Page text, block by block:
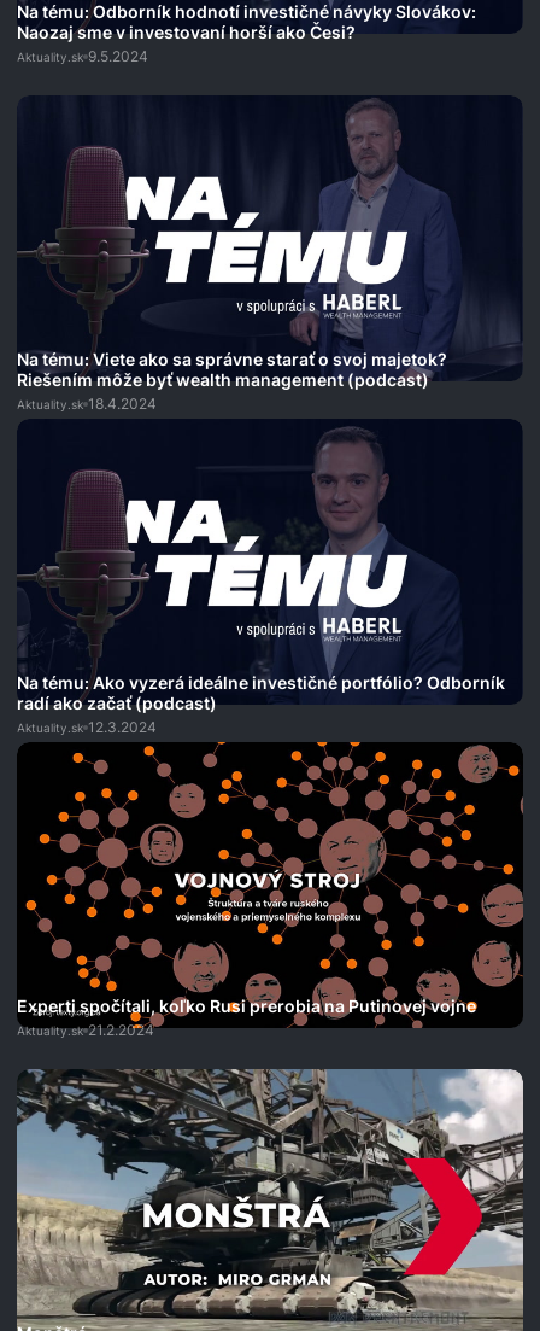
Na tému: Odborník hodnotí investičné návyky Slovákov:
Naozaj sme v investovaní horší ako Česi?
Aktuality.sk 9.5.2024
Na tému: Viete ako sa správne starať o svoj majetok?
Riešením môže byť wealth management (podcast)
Aktuality.sk 18.4.2024
Na tému: Ako vyzerá ideálne investičné portfólio? Odborník
radí ako začať (podcast)
Aktuality.sk 12.3.2024
Experti spočítali, koľko Rusi prerobia na Putinovej vojne
Aktuality.sk 21.2.2024